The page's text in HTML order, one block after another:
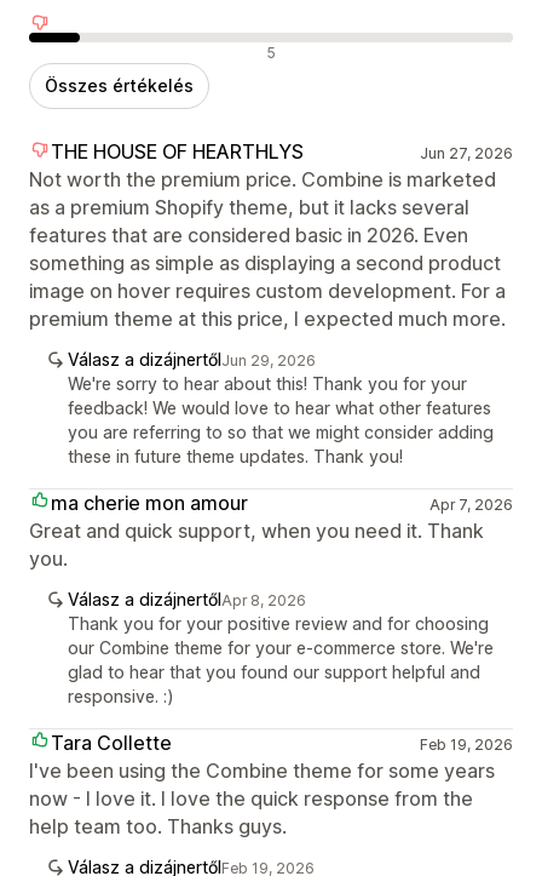
Negatív értékelések 5
Összes értékelés
THE HOUSE OF HEARTHLYS Jun 27, 2026
Not worth the premium price. Combine is marketed
as a premium Shopify theme, but it lacks several
features that are considered basic in 2026. Even
something as simple as displaying a second product
image on hover requires custom development. For a
premium theme at this price, I expected much more.
Válasz a dizájnertőlJun 29, 2026
We're sorry to hear about this! Thank you for your
feedback! We would love to hear what other features
you are referring to so that we might consider adding
these in future theme updates. Thank you!
ma cherie mon amour Apr 7, 2026
Great and quick support, when you need it. Thank
you.
Válasz a dizájnertőlApr 8, 2026
Thank you for your positive review and for choosing
our Combine theme for your e-commerce store. We're
glad to hear that you found our support helpful and
responsive. :)
Tara Collette Feb 19, 2026
I've been using the Combine theme for some years
now - I love it. I love the quick response from the
help team too. Thanks guys.
Válasz a dizájnertőlFeb 19, 2026